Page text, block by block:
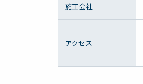
施工会社
アクセス